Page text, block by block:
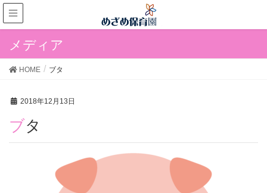
メディア
HOME ブタ
2018年12月13日
ブタ